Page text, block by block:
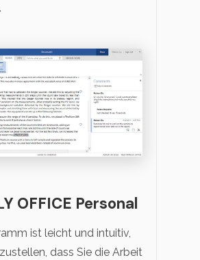
OFFICE Personal
ist leicht und intuitiv,
dass Sie die Arbeit